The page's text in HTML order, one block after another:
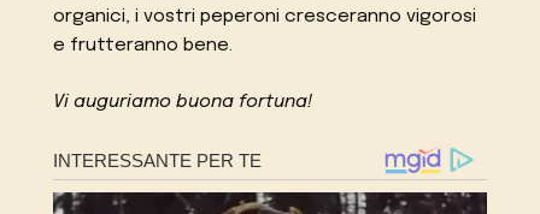
organici, i vostri peperoni cresceranno vigorosi
e frutteranno bene.
Vi auguriamo buona fortuna!